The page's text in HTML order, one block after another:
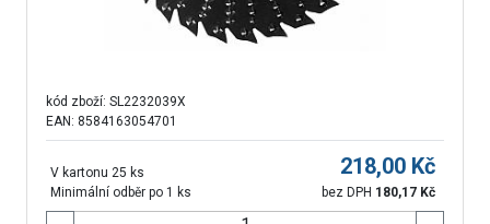
kód zboží: SL2232039X
EAN: 8584163054701
V kartonu 25 ks
Minimální odběr po 1 ks
218,00 Kč
bez DPH 180,17 Kč